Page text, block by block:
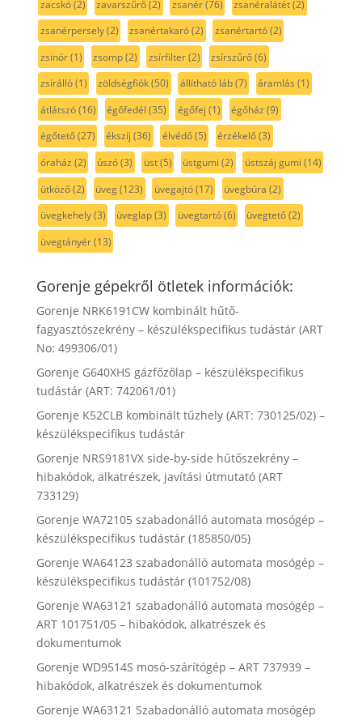
zacskó(2) zavarszűrő(2) zsanér(76) zsanéralátét(2)
zsanérpersely(2) zsanértakaró(2) zsanértartó(2)
zsinór(1) zsomp(2) zsírfilter(2) zsírszűrő(6)
zsírálló(1) zöldségfiók(50) állítható láb(7) áramlás (1)
átlátszó(16) égőfedél (35) égőfej (1) égőház (9)
égőtető(27) ékszíj (36) élvédő(5) érzékelő(3)
óraház (2) úszó(3) üst(5) üstgumi (2) üstszáj gumi (14)
ütköző(2) üveg(123) üvegajtó(17) üvegbúra (2)
üvegkehely(3) üveglap(3) üvegtartó(6) üvegtető(2)
üvegtányér(13)
Gorenje gépekről ötletek információk:
Gorenje NRK6191CW kombinált hűtő-
fagyasztószekrény – készülékspecifikus tudástár (ART
No: 499306/01)
Gorenje G640XHS gázfőzőlap – készülékspecifikus
tudástár (ART: 742061/01)
Gorenje K52CLB kombinált tűzhely (ART: 730125/02) –
készülékspecifikus tudástár
Gorenje NRS9181VX side-by-side hűtőszekrény –
hibakódok, alkatrészek, javítási útmutató (ART
733129)
Gorenje WA72105 szabadonálló automata mosógép –
készülékspecifikus tudástár (185850/05)
Gorenje WA64123 szabadonálló automata mosógép –
készülékspecifikus tudástár (101752/08)
Gorenje WA63121 szabadonálló automata mosógép –
ART 101751/05 – hibakódok, alkatrészek és
dokumentumok
Gorenje WD9514S mosó-szárítógép – ART 737939 –
hibakódok, alkatrészek és dokumentumok
Gorenje WA63121 Szabadonálló automata mosógép